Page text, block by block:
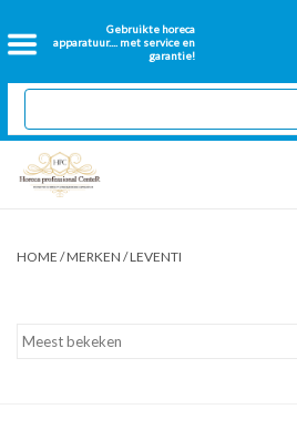
Gebruikte horeca
apparatuur.... met service en
garantie!
Home
2dehands Horeca
Nieuwe apparatuur
Onderdelen bakwanden
HOME /MERKEN /LEVENTI